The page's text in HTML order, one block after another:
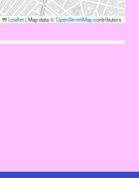
Leaflet|Map data ©OpenStreetMapcontributors